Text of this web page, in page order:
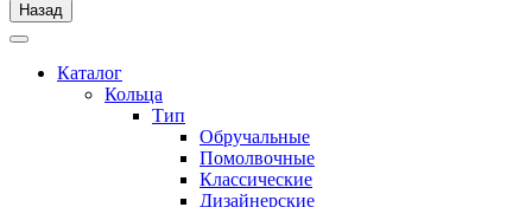
Назад
Каталог
Кольца
Тип
Обручальные
Помолвочные
Классические
Дизайнерские